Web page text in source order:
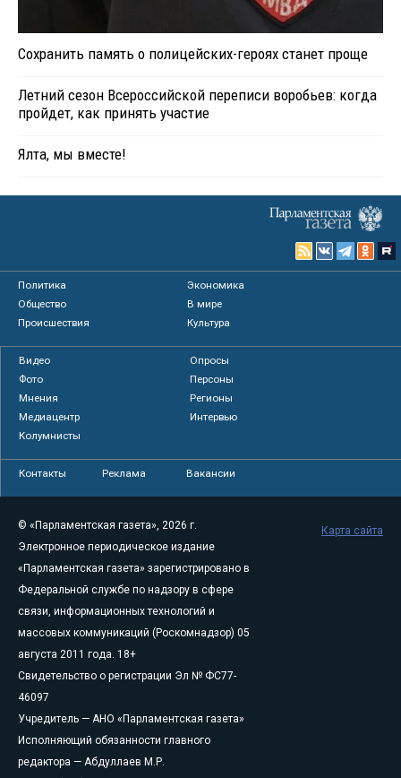
Сохранить память о полицейских-героях станет проще
Летний сезон Всероссийской переписи воробьев: когда
пройдет, как принять участие
Ялта, мы вместе!
Политика
Экономика
Общество
В мире
Происшествия
Культура
Видео
Опросы
Фото
Персоны
Мнения
Регионы
Медиацентр
Интервью
Колумнисты
Контакты Реклама Вакансии
© «Парламентская газета», 2026 г.
Электронное периодическое издание
«Парламентская газета» зарегистрировано в
Федеральной службе по надзору в сфере
связи, информационных технологий и
массовых коммуникаций (Роскомнадзор) 05
августа 2011 года. 18+
Свидетельство о регистрации Эл № ФС77-
46097
Учредитель — АНО «Парламентская газета»
Исполняющий обязанности главного
редактора — Абдуллаев М.Р.
Карта сайта